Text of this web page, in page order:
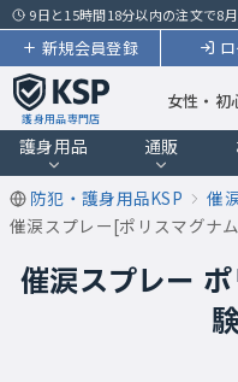
9日と15時間18分以内の注文で8
新規会員登録
護身用品専門店
女性・初
護身用品 通販
防犯・護身用品KSP 催
催涙スプレー[ポリスマグナ
催涙スプレー